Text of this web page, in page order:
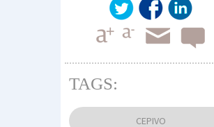
TAGS:
CEPIVO